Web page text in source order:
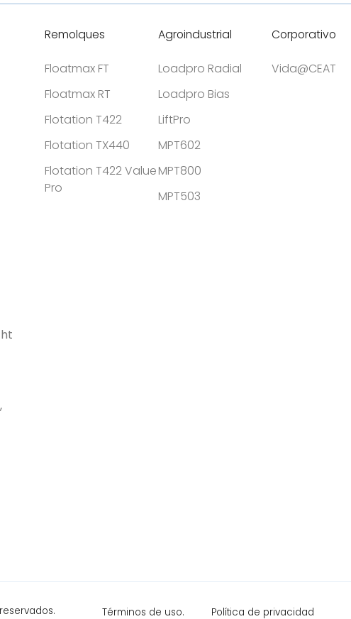
Remolques
Floatmax FT
Floatmax RT
Flotation T422
Flotation TX440
Flotation T422 Value
Pro
Agroindustrial
Loadpro Radial
Loadpro Bias
LiftPro
MPT602
MPT800
MPT503
Corporativo
Vida@CEAT
Términos de uso. Política de privacidad